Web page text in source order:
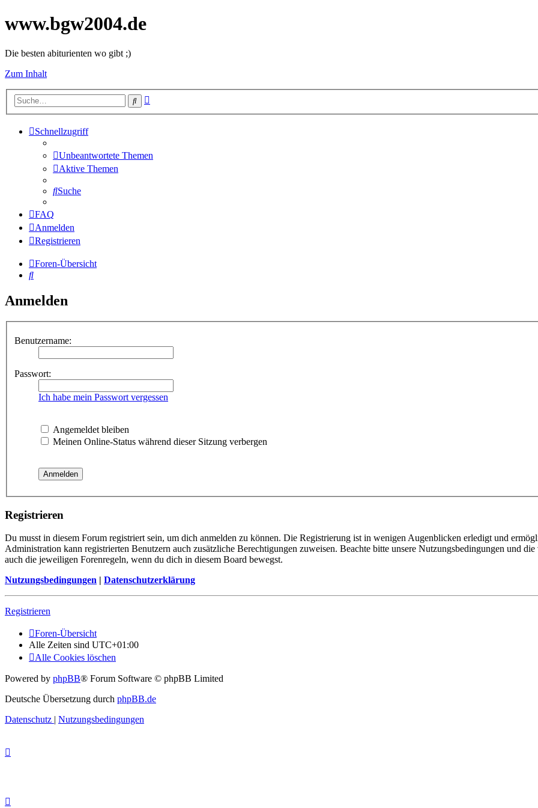
www.bgw2004.de
Die besten abiturienten wo gibt ;)
Zum Inhalt
Suche
Schnellzugriff
Unbeantwortete Themen
Aktive Themen
Suche
FAQ
Anmelden
Registrieren
Foren-Übersicht
Suche
Anmelden
Benutzername:
Passwort:
Ich habe mein Passwort vergessen
Angemeldet bleiben
Meinen Online-Status während dieser Sitzung verbergen
Registrieren
Du musst in diesem Forum registriert sein, um dich anmelden zu können. Die Registrierung ist in wenigen Augenblicken erledigt und
Administration kann registrierten Benutzern auch zusätzliche Berechtigungen zuweisen. Beachte bitte unsere Nutzungsbedingungen und
auch die jeweiligen Forenregeln, wenn du dich in diesem Board bewegst.
Nutzungsbedingungen | Datenschutzerklärung
Registrieren
Foren-Übersicht
Alle Zeiten sind UTC+01:00
Alle Cookies löschen
Powered by phpBB® Forum Software © phpBB Limited
Deutsche Übersetzung durch phpBB.de
Datenschutz | Nutzungsbedingungen